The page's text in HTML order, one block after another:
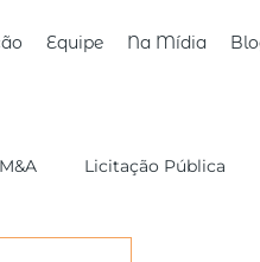
Equipe Na Mídia
M&A Licitação Pública